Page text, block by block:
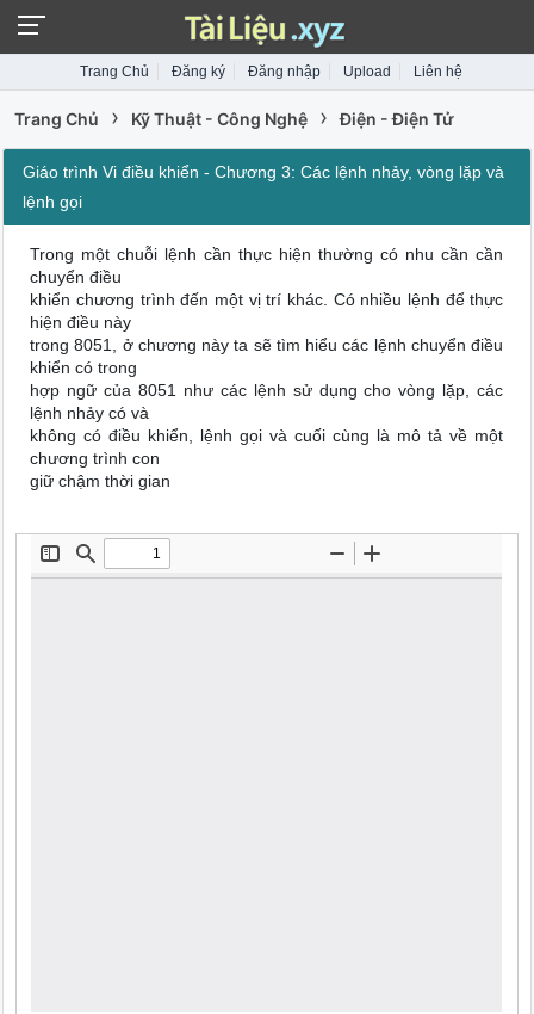
Trang Chủ Đăng ký Đăng nhập Upload Liên hệ
Trang Chủ › Kỹ Thuật - Công Nghệ › Điện - Điện Tử
Giáo trình Vi điều khiển - Chương 3: Các lệnh nhảy, vòng lặp và
lệnh gọi
Trong một chuỗi lệnh cần thực hiện thường có nhu cần cần
chuyển điều
khiển chương trình đến một vị trí khác. Có nhiều lệnh để thực
hiện điều này
trong 8051, ở chương này ta sẽ tìm hiểu các lệnh chuyển điều
khiển có trong
hợp ngữ của 8051 như các lệnh sử dụng cho vòng lặp, các
lệnh nhảy có và
không có điều khiển, lệnh gọi và cuối cùng là mô tả về một
chương trình con
giữ chậm thời gian